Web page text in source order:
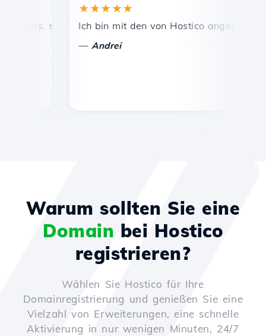
schnelle und effiziente technische Unterstützung.
★★★★★
Ich bin mit den von Hostico angebotenen
Andrei
Warum sollten Sie eine
Domain bei Hostico
registrieren?
Wählen Sie Hostico für Ihre
Domainregistrierung und genießen Sie eine
Vielzahl von Erweiterungen, eine schnelle
Aktivierung in nur wenigen Minuten, 24/7